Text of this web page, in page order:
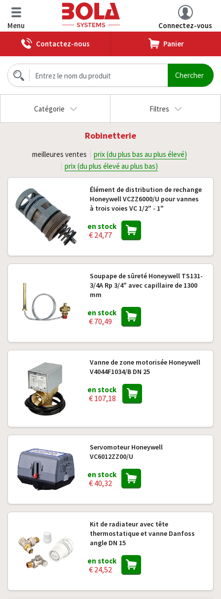
Menu
Connectez-vous
Contactez-nous
Panier
Catégorie Filtres
Robinetterie
meilleures ventes
prix (du plus bas au plus élevé)
prix (du plus élevé au plus bas)
Élément de distribution de rechange
Honeywell VCZZ6000/U pour vannes
à trois voies VC 1/2" - 1"
en stock
€ 24,77
Soupape de sûreté Honeywell TS131-
3/4A Rp 3/4" avec capillaire de 1300
mm
en stock
€ 70,49
Vanne de zone motorisée Honeywell
V4044F1034/B DN 25
en stock
€ 107,18
Servomoteur Honeywell
VC6012ZZ00/U
en stock
€ 40,32
Kit de radiateur avec tête
thermostatique et vanne Danfoss
angle DN 15
en stock
€ 24,52